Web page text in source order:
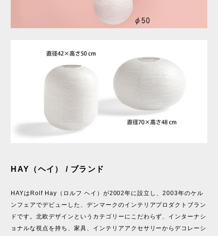
HAY（ヘイ） / ブランド
HAYはRolf Hay（ロルフ ヘイ）が2002年に設立し、2003年のケル
ンフェアでデビューした、デンマークのインテリアプロダクトブラン
ドです。北欧デザインというカテゴリーにこだわらず、インターナシ
ョナルな視点を持ち、家具、インテリアアクセサリーからデコレーシ